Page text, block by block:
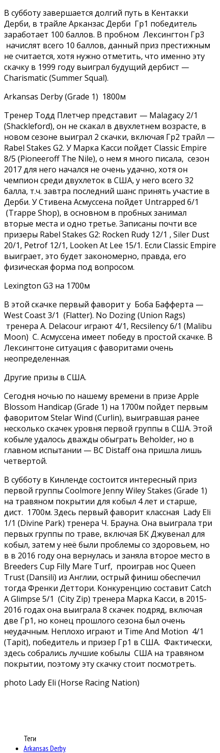
В субботу завершается долгий путь в Кентакки
Дерби, в трайле Арканзас Дерби Гр1 победитель
заработает 100 баллов. В пробном Лексингтон Гр3
начислят всего 10 баллов, данный приз престижным
не считается, хотя нужно отметить, что именно эту
скачку в 1999 году выиграл будущий дербист —
Charismatic (Summer Squal).
Arkansas Derby (Grade 1) 1800м
Тренер Тодд Плетчер представит — Malagacy 2/1
(Shackleford), он не скакал в двухлетнем возрасте, в
новом сезоне выиграл 2 скачки, включая Гр2 трайл —
Rabel Stakes G2. У Марка Касси пойдет Classic Empire
8/5 (Pioneeroff The Nile), о нем я много писала, сезон
2017 для него начался не очень удачно, хотя он
чемпион среди двухлеток в США, у него всего 32
балла, т.ч. завтра последний шанс принять участие в
Дерби. У Стивена Асмуссена пойдет Untrapped 6/1
(Trappe Shop), в основном в пробных занимал
вторые места и одно третье. Записаны почти все
призеры Rabel Stakes G2: Rocken Rudy 12/1 , Siler Dust
20/1, Petrof 12/1, Looken At Lee 15/1. Если Classic Empire
выиграет, это будет закономерно, правда, его
физическая форма под вопросом.
Lexington G3 на 1700м
В этой скачке первый фаворит у Боба Бафферта —
West Coast 3/1 (Flatter). No Dozing (Union Rags)
тренера A. Delacour играют 4/1, Recsilency 6/1 (Malibu
Moon) С. Асмуссена имеет победу в простой скачке. В
Лексингтоне ситуация с фаворитами очень
неопределенная.
Другие призы в США.
Сегодня ночью по нашему времени в призе Apple
Blossom Handicap (Grade 1) на 1700м пойдет первым
фаворитом Stelar Wind (Curlin), выигравшая ранее
несколько скачек уровня первой группы в США. Этой
кобыле удалось дважды обыграть Beholder, но в
главном испытании — BC Distaff она пришла лишь
четвертой.
В субботу в Кинленде состоится интересный приз
первой группы Coolmore Jenny Wiley Stakes (Grade 1)
на травяном покрытии для кобыл 4 лет и старше,
дист. 1700м. Здесь первый фаворит классная Lady Eli
1/1 (Divine Park) тренера Ч. Брауна. Она выиграла три
первых группы по траве, включая БК Джувенал для
кобыл, затем у неё были проблемы со здоровьем, но
в в 2016 году она вернулась и заняла второе место в
Breeders Cup Filly Mare Turf, проиграв нос Queen
Trust (Dansili) из Англии, острый финиш обеспечил
тогда Френки Деттори. Конкуренцию составит Catch
A Glimpse 5/1 (City Zip) тренера Марка Касси, в 2015-
2016 годах она выиграла 8 скачек подряд, включая
две Гр1, но конец прошлого сезона был очень
неудачным. Неплохо играют и Time And Motion 4/1
(Tapit), победитель и призер Гр1 в США. Фактически,
здесь собрались лучшие кобылы США на травяном
покрытии, поэтому эту скачку стоит посмотреть.
photo Lady Eli (Horse Racing Nation)
Теги
Arkansas Derby